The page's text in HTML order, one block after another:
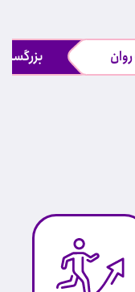
بزرگسال